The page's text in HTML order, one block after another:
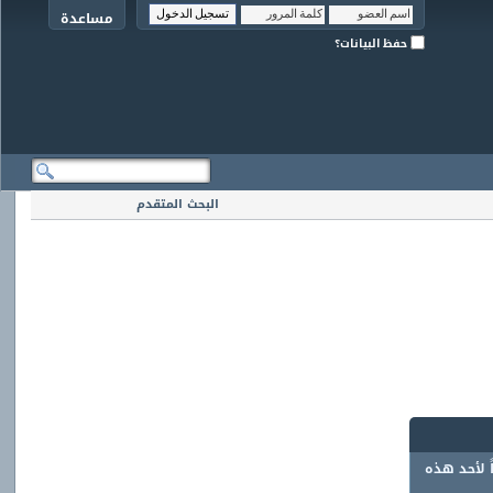
مساعدة
حفظ البيانات؟
البحث المتقدم
لأحد هذه